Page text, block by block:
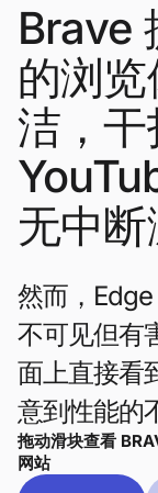
Brave
的浏
洁，
无中断
然而，
不可见但有
面上直接看
意到性能的
拖动滑块查看
网站